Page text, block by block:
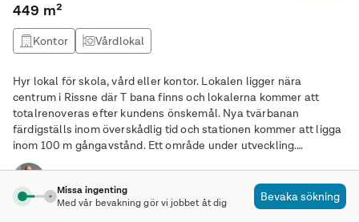
449 m²
Kontor Vårdlokal
Hyr lokal för skola, vård eller kontor. Lokalen ligger nära
centrum i Rissne där T bana finns och lokalerna kommer att
totalrenoveras efter kundens önskemål. Nya tvärbanan
färdigställs inom överskådlig tid och stationen kommer att ligga
inom 100 m gångavstånd. Ett område under utveckling.
Fördelaktig hyra och flexibel avtalslängd utlovas.
Kontakta annonsören
Missa ingenting
Med vår bevakning gör vi jobbet åt dig
Bevaka sökning